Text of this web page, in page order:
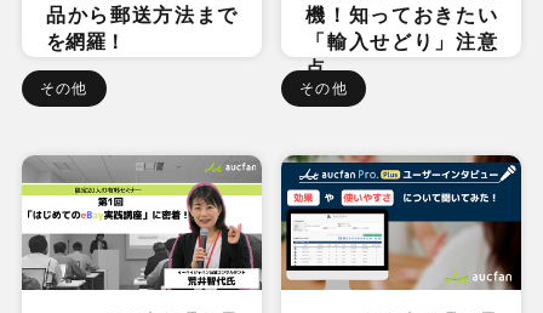
品から郵送方法まで
を網羅！
その他
機！知っておきたい
「輸入せどり」注意
点
その他